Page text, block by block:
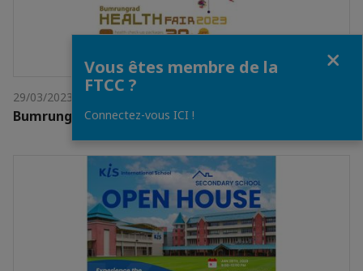
29/03/2023
Bumrungrad Health Fair 2023
Vous êtes membre de la
FTCC ?
Connectez-vous ICI !